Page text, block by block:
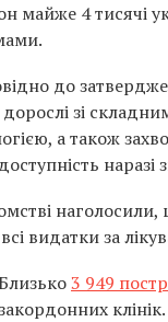
майже 4 тисячі
до
дорослі зі
а також
видатки за
3 949
клінік.